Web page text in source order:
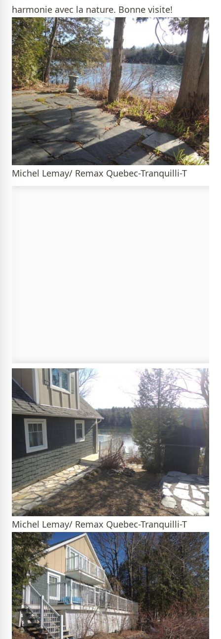
harmonie avec la nature. Bonne visite!
Michel Lemay/ Remax Quebec-Tranquilli-T
Michel Lemay/ Remax Quebec-Tranquilli-T